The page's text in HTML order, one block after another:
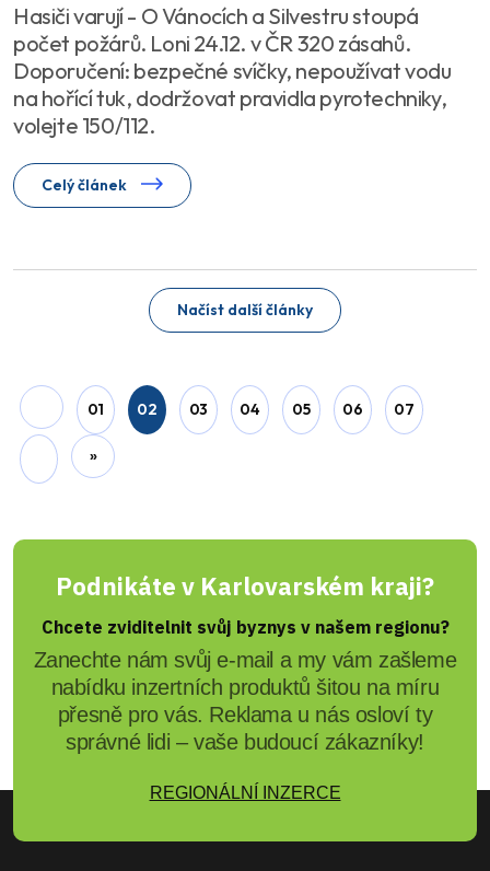
Hasiči varují - O Vánocích a Silvestru stoupá
počet požárů. Loni 24.12. v ČR 320 zásahů.
Doporučení: bezpečné svíčky, nepoužívat vodu
na hořící tuk, dodržovat pravidla pyrotechniky,
volejte 150/112.
Celý článek
Před 8 měsíci Jiřina Suchorová
Rozsviťme Česko - 28 tisíc
světýlek, zatím přes 8 milionů
pro neziskovky
Vánoční sbírka Rozsviťme Česko přidala přes 28
tisíc světýlek a vybrala přes 8 milionů Kč. Projekt
podporuje 15 neziskovek včetně pražského
proFem a hospicu sv. Zdislavy. Sbírka běží do